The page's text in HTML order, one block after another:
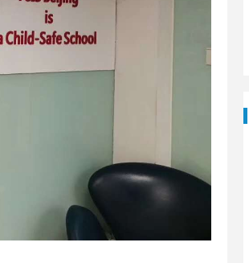
造梦者新风，给您带来持续新鲜空气